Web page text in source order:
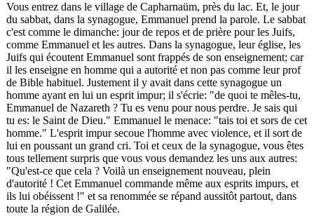
Vous entrez dans le village de Capharnaüm, près du lac. Et, le jour
du sabbat, dans la synagogue, Emmanuel prend la parole. Le sabbat
c'est comme le dimanche: jour de repos et de prière pour les Juifs,
comme Emmanuel et les autres. Dans la synagogue, leur église, les
Juifs qui écoutent Emmanuel sont frappés de son enseignement; car
il les enseigne en homme qui a autorité et non pas comme leur prof
de Bible habituel. Justement il y avait dans cette synagogue un
homme ayant en lui un esprit impur; il s'écrie: "de quoi te mêles-tu,
Emmanuel de Nazareth ? Tu es venu pour nous perdre. Je sais qui
tu es: le Saint de Dieu." Emmanuel le menace: "tais toi et sors de cet
homme." L'esprit impur secoue l'homme avec violence, et il sort de
lui en poussant un grand cri. Toi et ceux de la synagogue, vous êtes
tous tellement surpris que vous vous demandez les uns aux autres:
"Qu'est-ce que cela ? Voilà un enseignement nouveau, plein
d'autorité ! Cet Emmanuel commande même aux esprits impurs, et
ils lui obéissent !" et sa renommée se répand aussitôt partout, dans
toute la région de Galilée.